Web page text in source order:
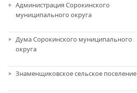
Администрация Сорокинского
муниципального округа
Дума Сорокинского муниципального
округа
Знаменщиковское сельское поселение